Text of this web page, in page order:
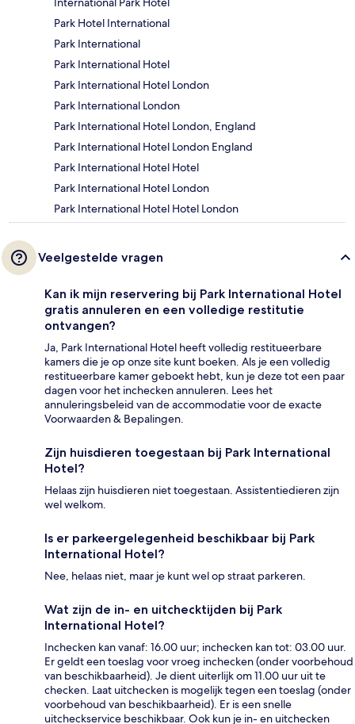
Park Hotel International
Park International
Park International Hotel
Park International Hotel London
Park International London
Park International Hotel London, England
Park International Hotel London England
Park International Hotel Hotel
Park International Hotel London
Park International Hotel Hotel London
Veelgestelde vragen
Kan ik mijn reservering bij Park International Hotel
gratis annuleren en een volledige restitutie
ontvangen?
Ja, Park International Hotel heeft volledig restitueerbare
kamers die je op onze site kunt boeken. Als je een volledig
restitueerbare kamer geboekt hebt, kun je deze tot een paar
dagen voor het inchecken annuleren. Lees het
annuleringsbeleid van de accommodatie voor de exacte
Voorwaarden & Bepalingen.
Zijn huisdieren toegestaan bij Park International
Hotel?
Helaas zijn huisdieren niet toegestaan. Assistentiedieren zijn
wel welkom.
Is er parkeergelegenheid beschikbaar bij Park
International Hotel?
Nee, helaas niet, maar je kunt wel op straat parkeren.
Wat zijn de in- en uitchecktijden bij Park
International Hotel?
Inchecken kan vanaf: 16.00 uur; inchecken kan tot: 03.00 uur.
Er geldt een toeslag voor vroeg inchecken (onder voorbehoud
van beschikbaarheid). Je dient uiterlijk om 11.00 uur uit te
checken. Laat uitchecken is mogelijk tegen een toeslag (onder
voorbehoud van beschikbaarheid). Er is een snelle
uitcheckservice beschikbaar. Ook kun je in- en uitchecken